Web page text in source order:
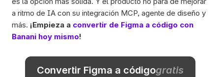
a ritmo de IA con su integración MCP, agente de diseño y
más. ¡Empieza a convertir de Figma a código con
Banani hoy mismo!
Convertir Figma a códigogratis